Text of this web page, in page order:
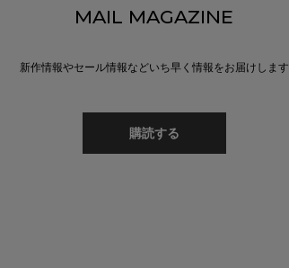
MAIL MAGAZINE
新作情報やセール情報などいち早く情報をお届けします
購読する